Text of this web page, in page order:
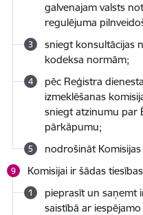
galvenajam valsts
regulējuma
sniegt konsultācijas
kodeksa normām;
pēc Reģistra
izmeklēšanas
sniegt atzinumu par
pārkāpumu;
nodrošināt Komisijas
Komisijai ir šādas
pieprasīt un saņemt
saistībā ar